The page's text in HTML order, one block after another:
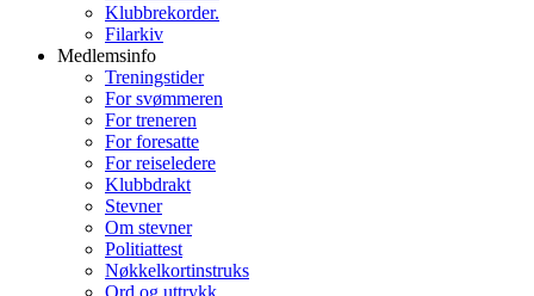
Klubbrekorder.
Filarkiv
Medlemsinfo
Treningstider
For svømmeren
For treneren
For foresatte
For reiseledere
Klubbdrakt
Stevner
Om stevner
Politiattest
Nøkkelkortinstruks